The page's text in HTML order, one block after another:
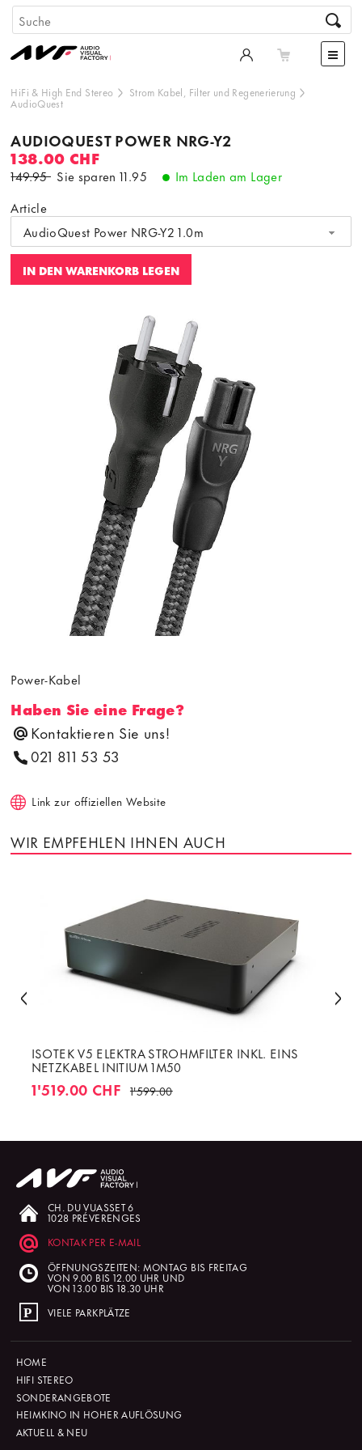
HiFi & High End Stereo Strom Kabel, Filter und Regenerierung
AudioQuest
AUDIOQUEST POWER NRG-Y2
138.00 CHF
149.95 Sie sparen11.95
Im Laden am Lager
Article
AudioQuest Power NRG-Y2 1.0m
IN DEN WARENKORB LEGEN
Power-Kabel
Haben Sie eine Frage?
Kontaktieren Sie uns!
021 811 53 53
Link zur offiziellen Website
WIR EMPFEHLEN IHNEN AUCH
ISOTEK V5 ELEKTRA STROHMFILTER INKL. EINS
NETZKABEL INITIUM 1M50
1'519.00 CHF 1'599.00
CH. DU VUASSET 6
1028 PRÉVERENGES
KONTAK PER E-MAIL
ÖFFNUNGSZEITEN: MONTAG BIS FREITAG
VON 9.00 BIS 12.00 UHR UND
VON 13.00 BIS 18.30 UHR
VIELE PARKPLÄTZE
HOME
HIFI STEREO
SONDERANGEBOTE
HEIMKINO IN HOHER AUFLÖSUNG
AKTUELL & NEU